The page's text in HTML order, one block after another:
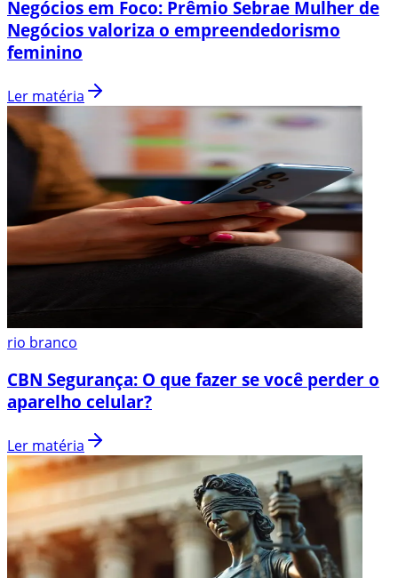
Negócios em Foco: Prêmio Sebrae Mulher de
Negócios valoriza o empreendedorismo
feminino
Ler matéria
rio branco
CBN Segurança: O que fazer se você perder o
aparelho celular?
Ler matéria